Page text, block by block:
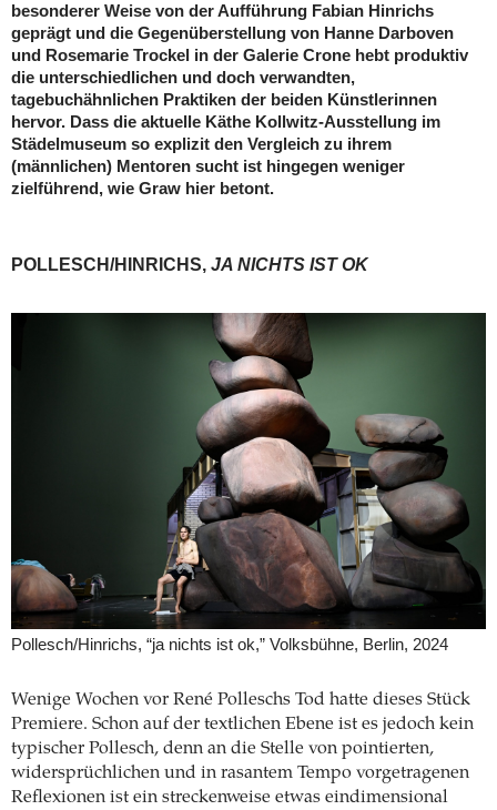
besonderer Weise von der Aufführung Fabian Hinrichs
geprägt und die Gegenüberstellung von Hanne Darboven
und Rosemarie Trockel in der Galerie Crone hebt produktiv
die unterschiedlichen und doch verwandten,
tagebuchähnlichen Praktiken der beiden Künstlerinnen
hervor. Dass die aktuelle Käthe Kollwitz-Ausstellung im
Städelmuseum so explizit den Vergleich zu ihrem
(männlichen) Mentoren sucht ist hingegen weniger
zielführend, wie Graw hier betont.
POLLESCH/HINRICHS, JA NICHTS IST OK
Pollesch/Hinrichs, “ja nichts ist ok,” Volksbühne, Berlin, 2024
Wenige Wochen vor René Polleschs Tod hatte dieses Stück
Premiere. Schon auf der textlichen Ebene ist es jedoch kein
typischer Pollesch, denn an die Stelle von pointierten,
widersprüchlichen und in rasantem Tempo vorgetragenen
Reflexionen ist ein streckenweise etwas eindimensional